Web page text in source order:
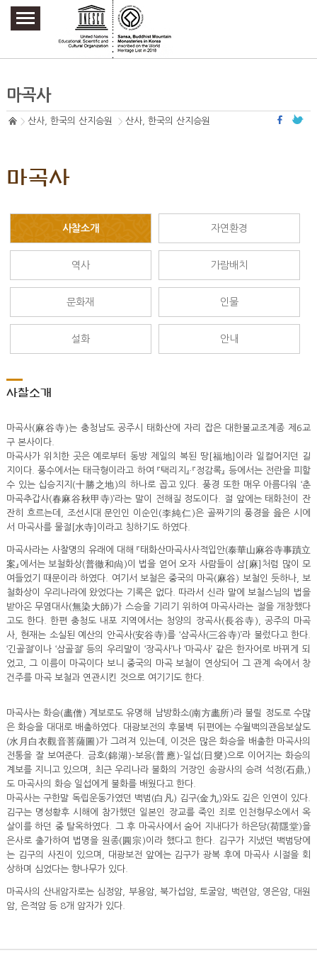
주요메뉴 바로가기
본문 바로가기
하단메뉴 바로가기
마곡사
산사, 한국의 산지승원 산사, 한국의 산지승원
마곡사
사찰소개 자연환경
역사 가람배치
문화재 인물
설화 안내
사찰소개
마곡사(麻谷寺)는 충청남도 공주시 태화산에 자리 잡은 대한불교조계종 제6교
구 본사이다.
마곡사가 위치한 곳은 예로부터 동방 제일의 복된 땅[福地]이라 일컬어지던 길
지이다. 풍수에서는 태극형이라고 하여 『택리지』·『정감록』 등에서는 전란을 피할
수 있는 십승지지(十勝之地)의 하나로 꼽고 있다. 풍경 또한 매우 아름다워 ‘춘
마곡추갑사(春麻谷秋甲寺)’라는 말이 전해질 정도이다. 절 앞에는 태화천이 잔
잔히 흐르는데, 조선시대 문인인 이순인(李純仁)은 골짜기의 풍경을 읊은 시에
서 마곡사를 물절[水寺]이라고 칭하기도 하였다.
마곡사라는 사찰명의 유래에 대해 『태화산마곡사사적입안(泰華山麻谷寺事蹟立
案』에서는 보철화상(普徹和尙)이 법을 얻어 오자 사람들이 삼[麻]처럼 많이 모
여들었기 때문이라 하였다. 여기서 보철은 중국의 마곡(麻谷) 보철인 듯하나, 보
철화상이 우리나라에 왔었다는 기록은 없다. 따라서 신라 말에 보철스님의 법을
받아온 무염대사(無染大師)가 스승을 기리기 위하여 마곡사라는 절을 개창했다
고도 한다. 한편 충청도 내포 지역에서는 청양의 장곡사(長谷寺), 공주의 마곡
사, 현재는 소실된 예산의 안곡사(安谷寺)를 ‘삼곡사(三谷寺)’라 불렀다고 한다.
‘긴골절’이나 ‘삼골절’ 등의 우리말이 ‘장곡사’나 ‘마곡사’ 같은 한자어로 바뀌게 되
었고, 그 이름이 마곡이다 보니 중국의 마곡 보철이 연상되어 그 관계 속에서 창
건주를 마곡 보철과 연관시킨 것으로 여기기도 한다.
마곡사는 화승(畵僧) 계보로도 유명해 남방화소(南方畵所)라 불릴 정도로 수많
은 화승을 대대로 배출하였다. 대광보전의 후불벽 뒤편에는 수월백의관음보살도
(水月白衣觀音菩薩圖)가 그려져 있는데, 이것은 많은 화승을 배출한 마곡사의
전통을 잘 보여준다. 금호(錦湖)-보응(普應)-일섭(日燮)으로 이어지는 화승의
계보를 지니고 있으며, 최근 우리나라 불화의 거장인 송광사의 승려 석정(石鼎,)
도 마곡사의 화승 일섭에게 불화를 배웠다고 한다.
마곡사는 구한말 독립운동가였던 백범(白凡) 김구(金九)와도 깊은 인연이 있다.
김구는 명성황후 시해에 참가했던 일본인 장교를 죽인 죄로 인천형무소에서 옥
살이를 하던 중 탈옥하였다. 그 후 마곡사에서 숨어 지내다가 하은당(荷隱堂)을
은사로 출가하여 법명을 원종(圓宗)이라 했다고 한다. 김구가 지냈던 백범당에
는 김구의 사진이 있으며, 대광보전 앞에는 김구가 광복 후에 마곡사 시절을 회
상하며 심었다는 향나무가 있다.
마곡사의 산내암자로는 심정암, 부용암, 북가섭암, 토굴암, 백련암, 영은암, 대원
암, 은적암 등 8개 암자가 있다.